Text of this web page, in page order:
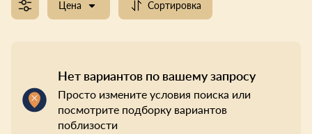
Цена Сортировка
Нет вариантов по вашему запросу
Просто измените условия поиска или
посмотрите подборку вариантов
поблизости